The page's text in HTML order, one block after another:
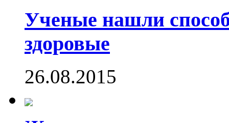
Ученые нашли
здоровые
26.08.2015